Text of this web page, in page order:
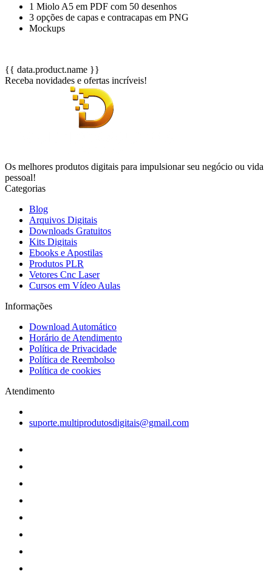
1 Miolo A5 em PDF com 50 desenhos
3 opções de capas e contracapas em PNG
Mockups
{{ data.product.name }}
Receba novidades e ofertas incríveis!
Os melhores produtos digitais para impulsionar seu negócio ou vida
pessoal!
Categorias
Blog
Arquivos Digitais
Downloads Gratuitos
Kits Digitais
Ebooks e Apostilas
Produtos PLR
Vetores Cnc Laser
Cursos em Vídeo Aulas
Informações
Download Automático
Horário de Atendimento
Política de Privacidade
Política de Reembolso
Política de cookies
Atendimento
suporte.multiprodutosdigitais@gmail.com